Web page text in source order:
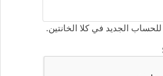
الجديد في كلا الخانتين.